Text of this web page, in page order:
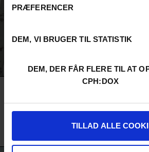
PRÆFERENCER
DEM, VI BRUGER TIL STATISTIK
DEM, DER FÅR FLERE TIL AT
CPH:DOX
TILLAD ALLE
En bølge af bibelske plager ramler sammen i det
Brexit. En højaktuel udkantshistorie med stærk